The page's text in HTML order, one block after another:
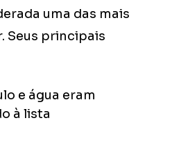
uma das mais
Seus principais
e água eram
à lista